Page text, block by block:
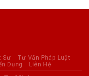
Sư
Tư Vấn Pháp Luật
Dụng Liên Hệ